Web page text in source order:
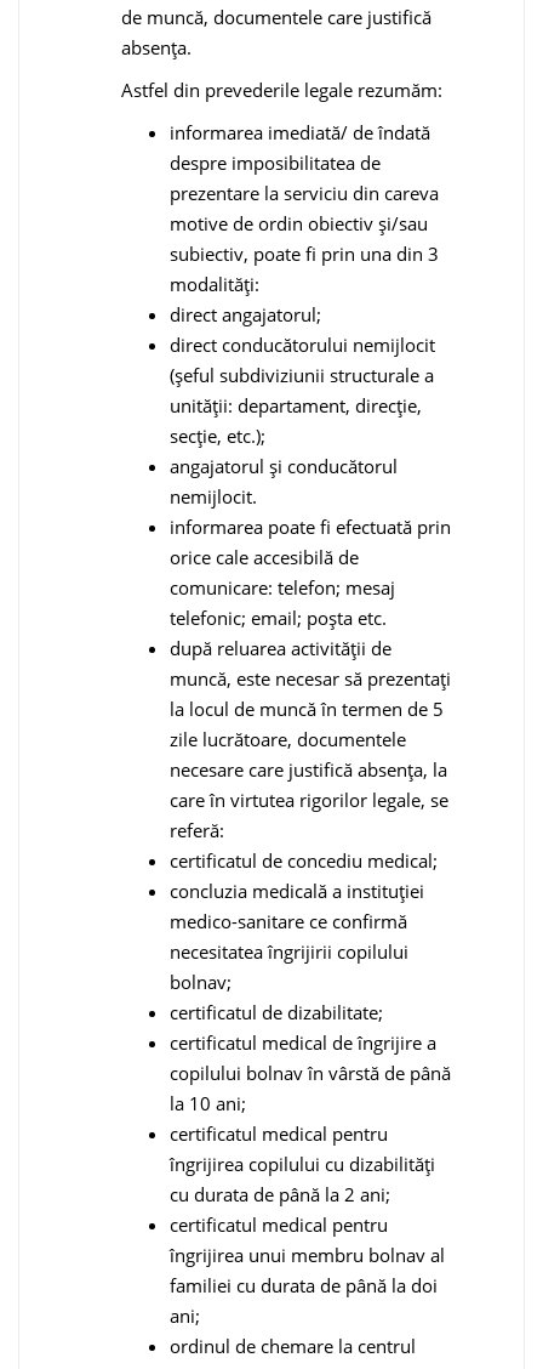
de muncă, documentele care justifică
absența.
Astfel din prevederile legale rezumăm:
informarea imediată/ de îndată
despre imposibilitatea de
prezentare la serviciu din careva
motive de ordin obiectiv și/sau
subiectiv, poate fi prin una din 3
modalități:
direct angajatorul;
direct conducătorului nemijlocit
(șeful subdiviziunii structurale a
unității: departament, direcție,
secție, etc.);
angajatorul și conducătorul
nemijlocit.
informarea poate fi efectuată prin
orice cale accesibilă de
comunicare: telefon; mesaj
telefonic; email; poșta etc.
după reluarea activității de
muncă, este necesar să prezentați
la locul de muncă în termen de 5
zile lucrătoare, documentele
necesare care justifică absența, la
care în virtutea rigorilor legale, se
referă:
certificatul de concediu medical;
concluzia medicală a instituției
medico-sanitare ce confirmă
necesitatea îngrijirii copilului
bolnav;
certificatul de dizabilitate;
certificatul medical de îngrijire a
copilului bolnav în vârstă de până
la 10 ani;
certificatul medical pentru
îngrijirea copilului cu dizabilități
cu durata de până la 2 ani;
certificatul medical pentru
îngrijirea unui membru bolnav al
familiei cu durata de până la doi
ani;
ordinul de chemare la centrul